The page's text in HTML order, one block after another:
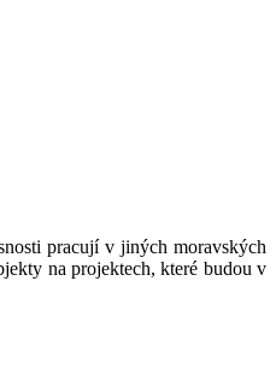
pracují v jiných moravských
na projektech, které budou v